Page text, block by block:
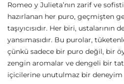
Romeo y Julieta’nın zarif ve
hazırlanan her puro, geçmişten
taşıyıcısıdır. Her biri,
yansımasıdır. Bu purolar,
çünkü sadece bir puro değil, bir
zengin aromalar ve dengeli bir
içicilerine unutulmaz bir deneyim